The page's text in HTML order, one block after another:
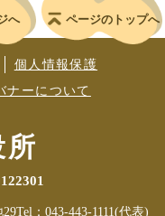
へ ページのトップへ
個人情報保護
ナーについて
所
Tel：043-443-1111(代表)